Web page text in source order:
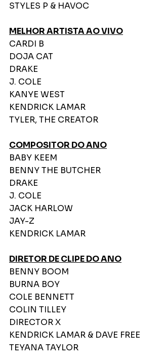
STYLES P & HAVOC
MELHOR ARTISTA AO VIVO
CARDI B
DOJA CAT
DRAKE
J. COLE
KANYE WEST
KENDRICK LAMAR
TYLER, THE CREATOR
COMPOSITOR DO ANO
BABY KEEM
BENNY THE BUTCHER
DRAKE
J. COLE
JACK HARLOW
JAY-Z
KENDRICK LAMAR
DIRETOR DE CLIPE DO ANO
BENNY BOOM
BURNA BOY
COLE BENNETT
COLIN TILLEY
DIRECTOR X
KENDRICK LAMAR & DAVE FREE
TEYANA TAYLOR